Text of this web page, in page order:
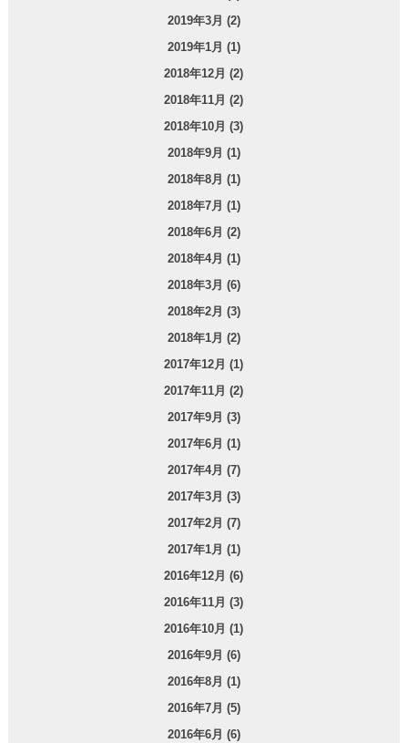
2019年3月 (2)
2019年1月 (1)
2018年12月 (2)
2018年11月 (2)
2018年10月 (3)
2018年9月 (1)
2018年8月 (1)
2018年7月 (1)
2018年6月 (2)
2018年4月 (1)
2018年3月 (6)
2018年2月 (3)
2018年1月 (2)
2017年12月 (1)
2017年11月 (2)
2017年9月 (3)
2017年6月 (1)
2017年4月 (7)
2017年3月 (3)
2017年2月 (7)
2017年1月 (1)
2016年12月 (6)
2016年11月 (3)
2016年10月 (1)
2016年9月 (6)
2016年8月 (1)
2016年7月 (5)
2016年6月 (6)